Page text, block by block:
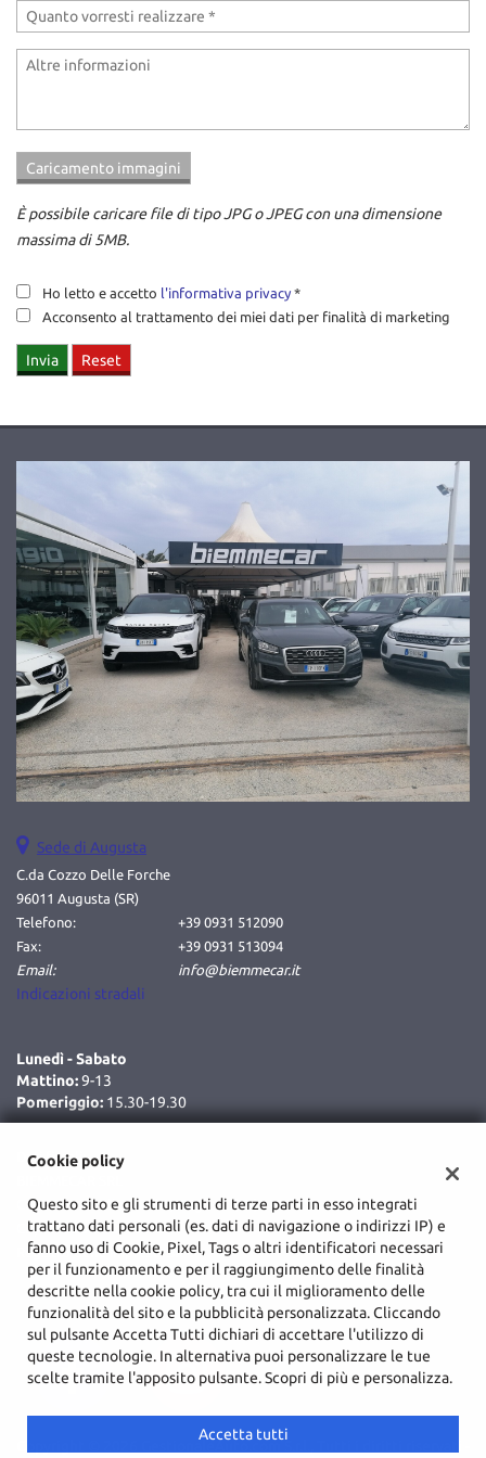
È possibile caricare file di tipo JPG o JPEG con una dimensione
massima di 5MB.
Ho letto e accetto l'informativa privacy *
Acconsento al trattamento dei miei dati per finalità di marketing
Sede di Augusta
C.da Cozzo Delle Forche
96011 Augusta (SR)
Telefono:
+39 0931 512090
Fax:
+39 0931 513094
Email:
info@biemmecar.it
Indicazioni stradali
Lunedì - Sabato
Mattino:9-13
Pomeriggio: 15.30-19.30
Dati fiscali:
C.da Cozzo Delle Forche, Augusta (SR)
C.F/P.IVA:02048590893
Registro delle imprese: SR
Copyright © 2026 GestionaleAuto.com S.r.l., Tutti i diritti riservati -
Cookie policy
Questo sito e gli strumenti di terze parti in esso integrati
trattano dati personali (es. dati di navigazione o indirizzi IP) e
fanno uso di Cookie, Pixel, Tags o altri identificatori necessari
per il funzionamento e per il raggiungimento delle finalità
descritte nella cookie policy, tra cui il miglioramento delle
funzionalità del sito e la pubblicità personalizzata. Cliccando
sul pulsante Accetta Tutti dichiari di accettare l'utilizzo di
queste tecnologie. In alternativa puoi personalizzare le tue
scelte tramite l'apposito pulsante. Scopri di più e personalizza.
Accetta tutti
questi
di
rimanda
alla
cookie
Puoi
rivedere
modificare
le
tue
scelte
in
Cookie necessari
Cookie delle preferenze
Cookie per il miglioramento dell'esperienza utente
Cookie analitici
Cookie di marketing
Leggi
la
cookie
Salva